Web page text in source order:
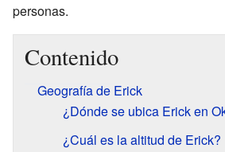
personas.
Contenido
Geografía de Erick
¿Dónde se ubica Erick en
¿Cuál es la altitud de Erick?